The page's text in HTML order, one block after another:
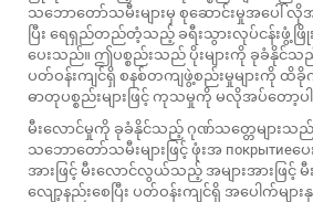
သဘောတော်သမီးများမှ စုဆောင်းမှုအပေါ် လို
ပြီး ရေရှည်တည်တံ့သည့် ခရီးသွားလုပ်ငန်းဖွံ့ဖြိုး
ပေးသည်။ ဤပစ္စည်းသည် ပိုးများကို ခုခံနိုင်
ပတ်ဝန်းကျင်ရှိ စနစ်တကျဖွဲ့စည်းမှုများကို ထိ
ဓာတုပစ္စည်းများဖြင့် ကုသမှုကို မလိုအပ်တော့ပါ
မီးလောင်မှုကို ခုခံနိုင်သည့် ဂုဏ်သတ္တေများသည်
သဘောတော်သမီးများဖြင့် ဖုံးအ покрытиеပ
အားဖြင့် မီးလောင်လွယ်သည့် အများအားဖြင့်
လျော့နည်းစေပြီး ပတ်ဝန်းကျင်ရှိ အပေါက်များ